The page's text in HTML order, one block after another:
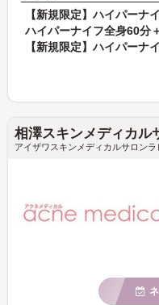
相澤スキンメディカル
アイザワスキンメディカルサロン